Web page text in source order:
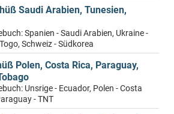
Saudi Arabien, Tunesien,
Spanien - Saudi Arabien, Ukraine -
Schweiz - Südkorea
Polen, Costa Rica, Paraguay,
Unsrige - Ecuador, Polen - Costa
- TNT